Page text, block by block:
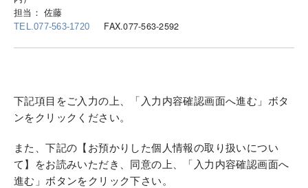
担当： 佐藤
TEL.077-563-1720 FAX.077-563-2592
下記項目をご入力の上、「入力内容確認画面へ進む」ボタ
ンをクリックください。
また、下記の【お預かりした個人情報の取り扱いについ
て】をお読みいただき、同意の上、「入力内容確認画面へ
進む」ボタンをクリック下さい。